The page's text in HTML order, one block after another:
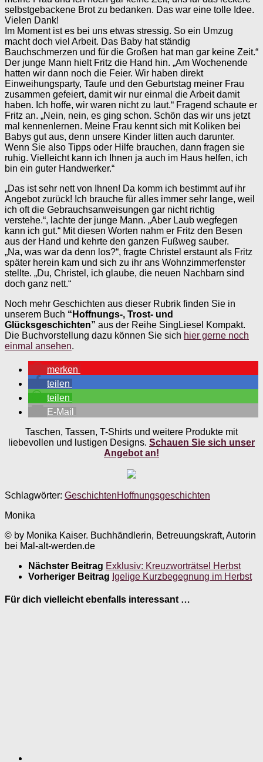
selbstgebackene Brot zu bedanken. Das war eine tolle Idee.
Vielen Dank!
Im Moment ist es bei uns etwas stressig. So ein Umzug
macht doch viel Arbeit. Das Baby hat ständig
Bauchschmerzen und für die Großen hat man gar keine Zeit.“
Der junge Mann hielt Fritz die Hand hin. „Am Wochenende
hatten wir dann noch die Feier. Wir haben direkt
Einweihungsparty, Taufe und den Geburtstag meiner Frau
zusammen gefeiert, damit wir nur einmal die Arbeit damit
haben. Ich hoffe, wir waren nicht zu laut.“ Fragend schaute er
Fritz an. „Nein, nein, es ging schon. Schön das wir uns jetzt
mal kennenlernen. Meine Frau kennt sich mit Koliken bei
Babys gut aus, denn unsere Kinder litten auch darunter.
Wenn Sie also Tipps oder Hilfe brauchen, dann fragen sie
ruhig. Vielleicht kann ich Ihnen ja auch im Haus helfen, ich
bin ein guter Handwerker.“
„Das ist sehr nett von Ihnen! Da komm ich bestimmt auf ihr
Angebot zurück! Ich brauche für alles immer sehr lange, weil
ich oft die Gebrauchsanweisungen gar nicht richtig
verstehe.“, lachte der junge Mann. „Aber Laub wegfegen
kann ich gut.“ Mit diesen Worten nahm er Fritz den Besen
aus der Hand und kehrte den ganzen Fußweg sauber.
„Na, was war da denn los?“, fragte Christel erstaunt als Fritz
später herein kam und sich zu ihr ans Wohnzimmerfenster
stellte. „Du, Christel, ich glaube, die neuen Nachbarn sind
doch ganz nett.“
Noch mehr Geschichten aus dieser Rubrik finden Sie in
unserem Buch “Hoffnungs-, Trost- und
Glücksgeschichten” aus der Reihe SingLiesel Kompakt.
Die Buchvorstellung dazu können Sie sich hier gerne noch
einmal ansehen.
merken
teilen
teilen
E-Mail
Taschen, Tassen, T-Shirts und weitere Produkte mit
liebevollen und lustigen Designs. Schauen Sie sich unser
Angebot an!
Schlagwörter: GeschichtenHoffnungsgeschichten
Monika
© by Monika Kaiser. Buchhändlerin, Betreuungskraft, Autorin
bei Mal-alt-werden.de
Nächster Beitrag Exklusiv: Kreuzworträtsel Herbst
Vorheriger Beitrag Igelige Kurzbegegnung im Herbst
Für dich vielleicht ebenfalls interessant …